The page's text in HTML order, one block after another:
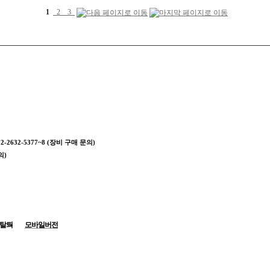
1 2 3
2632-5377~8 (장비 구매 문의)
)
퇴 모바일버전